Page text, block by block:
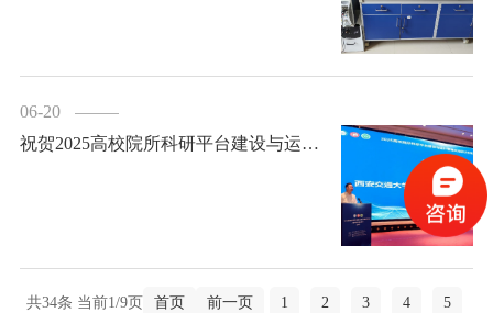
06-20
祝贺2025高校院所科研平台建设与运行管理交流研讨会暨国产科研仪器进高校（陕西站）圆满成功！
共34条 当前1/9页 首页 前一页 1 2 3 4
5